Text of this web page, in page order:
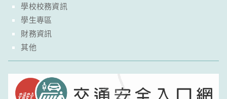
學校校務資訊
學生專區
財務資訊
其他